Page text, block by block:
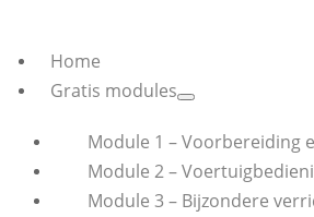
Home
Gratis modules
Module 1 – Voorbereiding
Module 2 –
Module 3 – Bijzondere